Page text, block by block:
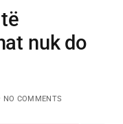
nuk do
NO COMMENTS